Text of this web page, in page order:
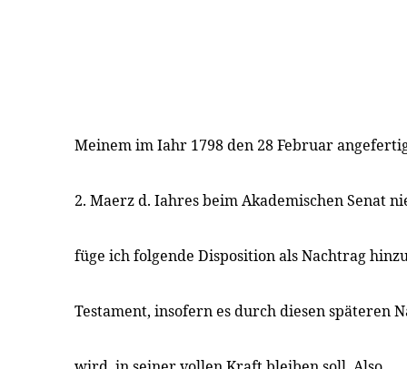
Meinem im Iahr 1798 den 28 Februar
2. Maerz d. Iahres beim Akademischen Senat
füge ich folgende Disposition als Nachtrag
Testament, insofern es durch diesen späteren